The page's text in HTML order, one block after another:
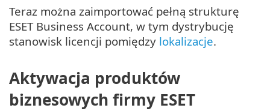
Teraz można zaimportować pełną strukturę
ESET Business Account, w tym dystrybucję
stanowisk licencji pomiędzy lokalizacje.
Aktywacja produktów
biznesowych firmy ESET